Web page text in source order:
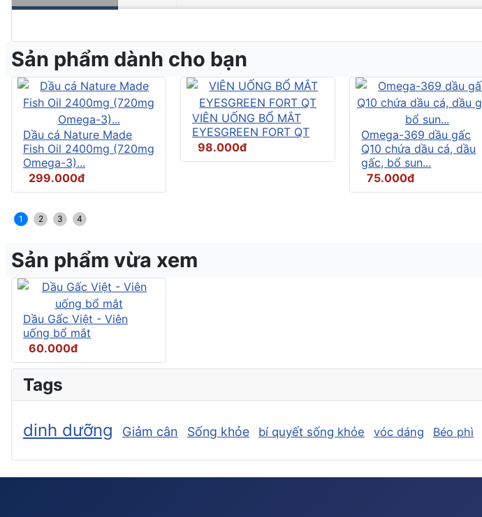
Sản phẩm dành cho bạn
Dầu cá Nature Made
Fish Oil 2400mg (720mg
Omega-3)...
299.000đ
VIÊN UỐNG BỔ MẮT
EYESGREEN FORT QT
98.000đ
Omega-369 dầu gấc
Q10 chứa dầu cá, dầu
gấc, bổ sun...
75.000đ
1 2 3 4
Sản phẩm vừa xem
Dầu Gấc Việt - Viên
uống bổ mắt
60.000đ
Tags
dinh dưỡng Giảm cân Sống khỏe bí quyết sống khỏe vóc dáng Béo phì